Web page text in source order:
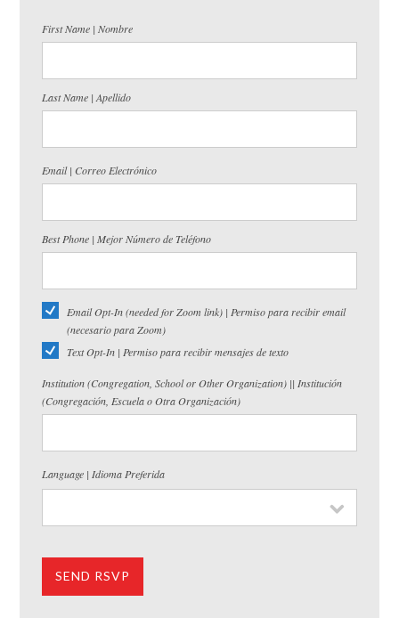
First Name | Nombre
Last Name | Apellido
Email | Correo Electrónico
Best Phone | Mejor Número de Teléfono
Email Opt-In (needed for Zoom link) | Permiso para recibir email
(necesario para Zoom)
Text Opt-In | Permiso para recibir mensajes de texto
Institution (Congregation, School or Other Organization) || Institución
(Congregación, Escuela o Otra Organización)
Language | Idioma Preferida